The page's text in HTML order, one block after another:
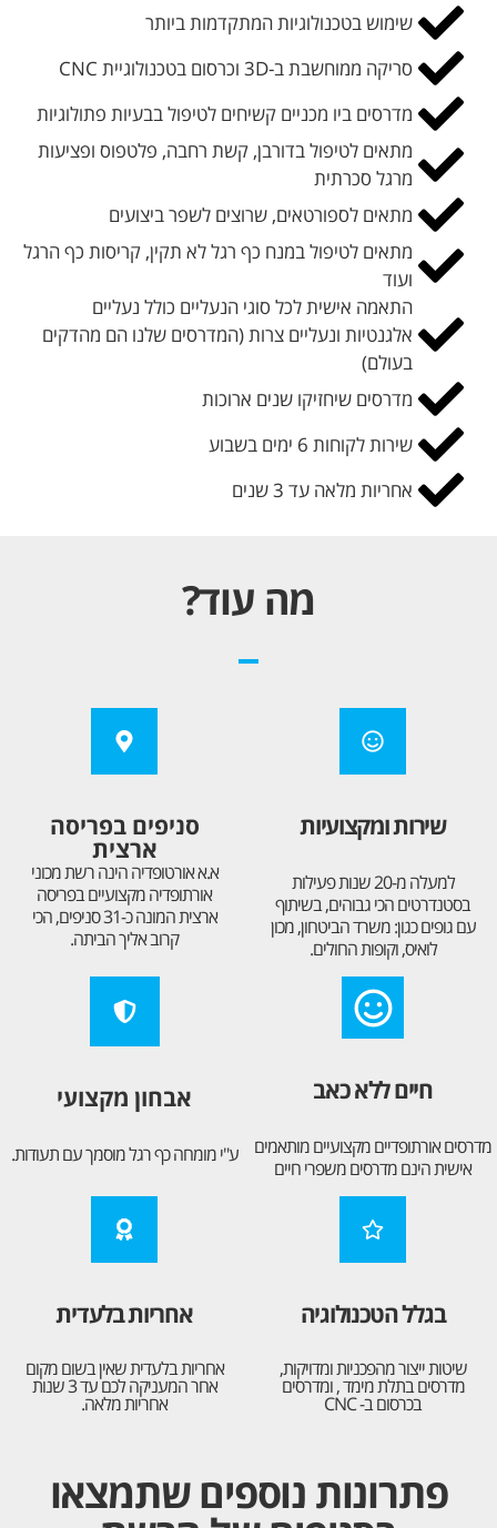
שימוש בטכנולוגיות המתקדמות ביותר
סריקה ממוחשבת ב-3D וכרסום בטכנולוגיית CNC
מדרסים ביו מכניים קשיחים לטיפול בבעיות פתולוגיות
מתאים לטיפול בדורבן, קשת רחבה, פלטפוס ופציעות
מרגל סכרתית
מתאים לספורטאים, שרוצים לשפר ביצועים
מתאים לטיפול במנח כף רגל לא תקין, קריסות כף הרגל
ועוד
התאמה אישית לכל סוגי הנעליים כולל נעליים
אלגנטיות ונעליים צרות (המדרסים שלנו הם מהדקים
בעולם)
מדרסים שיחזיקו שנים ארוכות
שירות לקוחות 6 ימים בשבוע
אחריות מלאה עד 3 שנים
מה עוד?
שירות ומקצועיות
למעלה מ-20 שנות פעילות
בסטנדרטים הכי גבוהים, בשיתוף
עם גופים כגון: משרד הביטחון, מכון
לואיס, וקופות החולים.
סניפים בפריסה
ארצית
א.א אורטופדיה הינה רשת מכוני
אורתופדיה מקצועיים בפריסה
ארצית המונה כ-31 סניפים, הכי
קרוב אליך הביתה.
חיים ללא כאב
מדרסים אורתופדיים מקצועיים מותאמים
אישית הינם מדרסים משפרי חיים
אבחון מקצועי
ע"י מומחה כף רגל מוסמך עם תעודות.
בגלל הטכנולוגיה
שיטות ייצור מהפכניות ומדויקות,
מדרסים בתלת מימד , ומדרסים
בכרסום ב- CNC
אחריות בלעדית
אחריות בלעדית שאין בשום מקום
אחר המעניקה לכם עד 3 שנות
אחריות מלאה.
פתרונות נוספים שתמצאו